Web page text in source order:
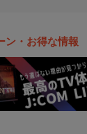
ン・お得な情報